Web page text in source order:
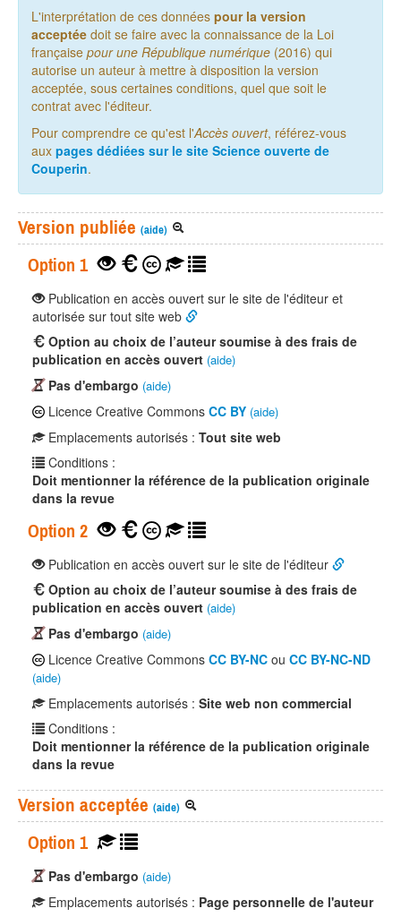
L'interprétation de ces données pour la version
acceptée doit se faire avec la connaissance de la Loi
française pour une République numérique (2016) qui
autorise un auteur à mettre à disposition la version
acceptée, sous certaines conditions, quel que soit le
contrat avec l'éditeur.
Pour comprendre ce qu'est l'Accès ouvert, référez-vous
aux pages dédiées sur le site Science ouverte de
Couperin.
Version publiée (aide)
Option 1
Publication en accès ouvert sur le site de l'éditeur et
autorisée sur tout site web
Option au choix de l’auteur soumise à des frais de
publication en accès ouvert (aide)
Pas d'embargo (aide)
Licence Creative Commons CC BY (aide)
Emplacements autorisés : Tout site web
Conditions :
Doit mentionner la référence de la publication originale
dans la revue
Option 2
Publication en accès ouvert sur le site de l'éditeur
Option au choix de l’auteur soumise à des frais de
publication en accès ouvert (aide)
Pas d'embargo (aide)
Licence Creative Commons CC BY-NC ou CC BY-NC-ND
(aide)
Emplacements autorisés : Site web non commercial
Conditions :
Doit mentionner la référence de la publication originale
dans la revue
Version acceptée (aide)
Option 1
Pas d'embargo (aide)
Emplacements autorisés : Page personnelle de l'auteur